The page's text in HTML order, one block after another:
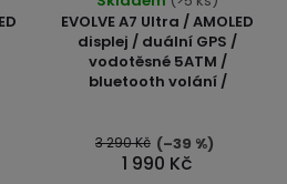
EVOLVE A7 Ultra / AMOLED
displej / duální GPS /
vodotěsné 5ATM /
bluetooth volání /
1 990 Kč
3 290 Kč (–39 %)